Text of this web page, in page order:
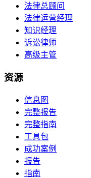
法律总顾问
法律运营经理
知识经理
诉讼律师
高级主管
资源
信息图
完整报告
完整指南
工具包
成功案例
报告
指南